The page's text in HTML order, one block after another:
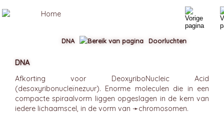
DNA
Afkorting voor DeoxyriboNucleic Acid
(desoxyribonucleïnezuur). Enorme moleculen die in een
compacte spiraalvorm liggen opgeslagen in de kern van
iedere lichaamscel, in de vorm van ➛chromosomen.
DNA Doorluchten